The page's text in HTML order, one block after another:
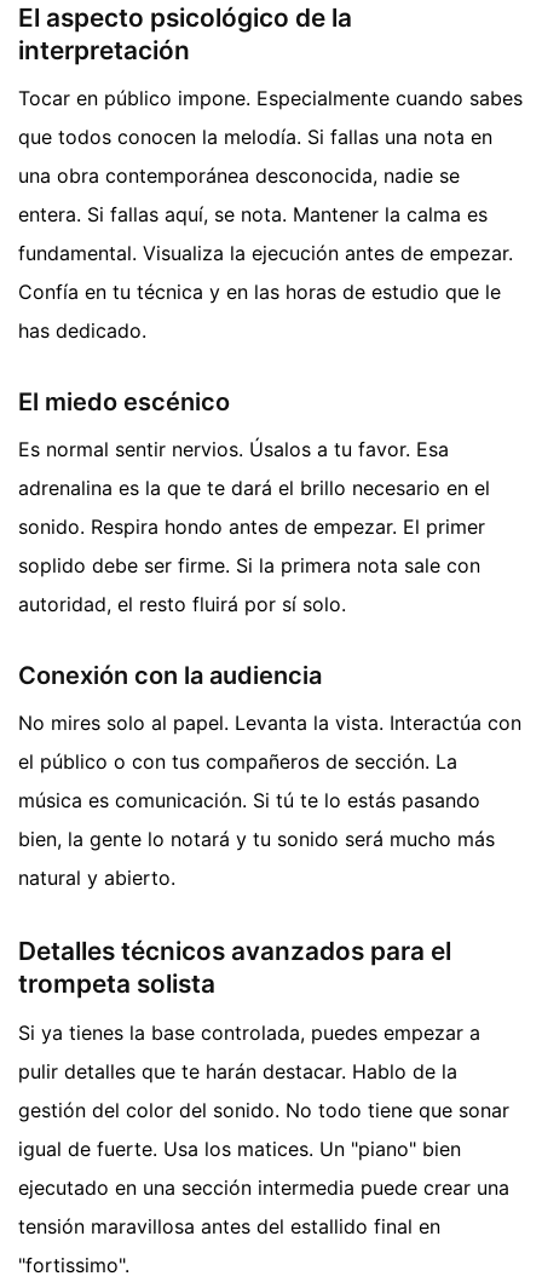
El aspecto psicológico de la
interpretación
Tocar en público impone. Especialmente cuando sabes
que todos conocen la melodía. Si fallas una nota en
una obra contemporánea desconocida, nadie se
entera. Si fallas aquí, se nota. Mantener la calma es
fundamental. Visualiza la ejecución antes de empezar.
Confía en tu técnica y en las horas de estudio que le
has dedicado.
El miedo escénico
Es normal sentir nervios. Úsalos a tu favor. Esa
adrenalina es la que te dará el brillo necesario en el
sonido. Respira hondo antes de empezar. El primer
soplido debe ser firme. Si la primera nota sale con
autoridad, el resto fluirá por sí solo.
Conexión con la audiencia
No mires solo al papel. Levanta la vista. Interactúa con
el público o con tus compañeros de sección. La
música es comunicación. Si tú te lo estás pasando
bien, la gente lo notará y tu sonido será mucho más
natural y abierto.
Detalles técnicos avanzados para el
trompeta solista
Si ya tienes la base controlada, puedes empezar a
pulir detalles que te harán destacar. Hablo de la
gestión del color del sonido. No todo tiene que sonar
igual de fuerte. Usa los matices. Un "piano" bien
ejecutado en una sección intermedia puede crear una
tensión maravillosa antes del estallido final en
"fortissimo".